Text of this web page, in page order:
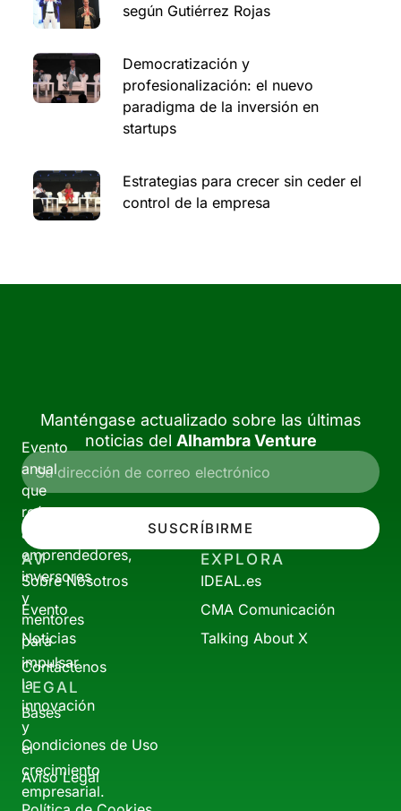
según Gutiérrez Rojas
Democratización y
profesionalización: el nuevo
paradigma de la inversión en
startups
Estrategias para crecer sin ceder el
control de la empresa
Evento
anual
que
reúne
a
emprendedores,
inversores
y
mentores
para
impulsar
la
innovación
y
el
crecimiento
empresarial.
Manténgase actualizado sobre las últimas
noticias del Alhambra Venture
SUSCRÍBIRME
AV
Sobre Nosotros
Evento
Noticias
Contáctenos
EXPLORA
IDEAL.es
CMA Comunicación
Talking About X
LEGAL
Bases
Condiciones de Uso
Aviso Legal